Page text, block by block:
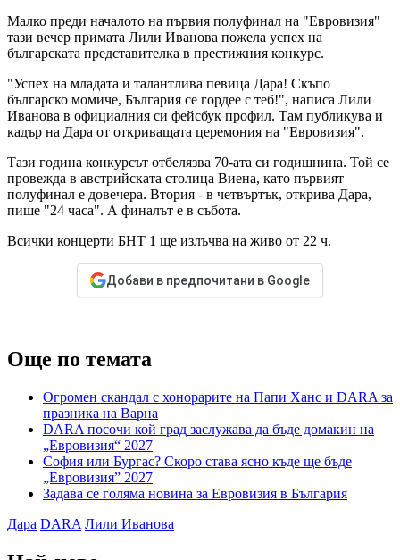
Малко преди началото на първия полуфинал на "Евровизия"
тази вечер примата Лили Иванова пожела успех на
българската представителка в престижния конкурс.
"Успех на младата и талантлива певица Дара! Скъпо
българско момиче, България се гордее с теб!", написа Лили
Иванова в официалния си фейсбук профил. Там публикува и
кадър на Дара от откриващата церемония на "Евровизия".
Тази година конкурсът отбелязва 70-ата си годишнина. Той се
провежда в австрийската столица Виена, като първият
полуфинал е довечера. Втория - в четвъртък, открива Дара,
пише "24 часа". А финалът е в събота.
Всички концерти БНТ 1 ще излъчва на живо от 22 ч.
Добави в предпочитани в Google
Още по темата
Огромен скандал с хонорарите на Папи Ханс и DARA за
празника на Варна
DARA посочи кой град заслужава да бъде домакин на
„Евровизия“ 2027
София или Бургас? Скоро става ясно къде ще бъде
„Евровизия” 2027
Задава се голяма новина за Евровизия в България
Дара DARA Лили Иванова